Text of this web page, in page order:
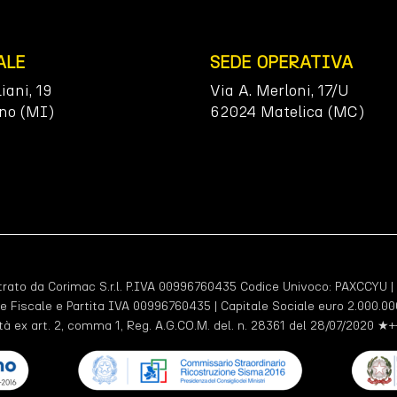
19
(MI)
SEDE OPERATIVA
Via A. Merloni, 17/U
62024 Matelica (MC)
da Corimac S.r.l. P.IVA 00996760435 Codice Univoco: PAXCCYU
Fiscale e Partita IVA 00996760435 | Capitale Sociale euro
ex art. 2, comma 1, Reg. A.G.CO.M. del. n. 28361 del 28/07/2020